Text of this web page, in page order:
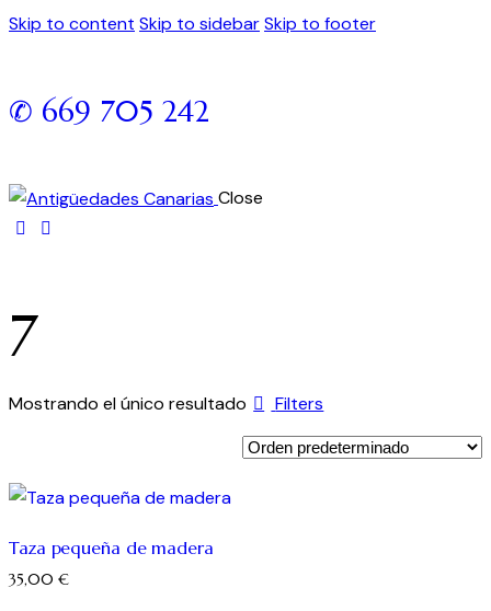
Skip to content Skip to sidebarSkip to footer
✆ 669 705 242
Close
7
Mostrando el único resultado Filters
Taza pequeña de madera
35,00 €